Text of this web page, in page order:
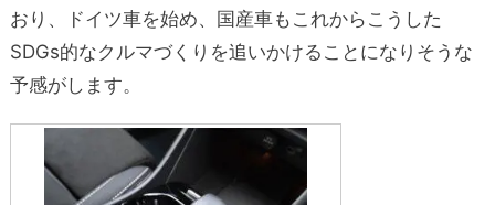
おり、ドイツ車を始め、国産車もこれからこうした
SDGs的なクルマづくりを追いかけることになりそうな
予感がします。